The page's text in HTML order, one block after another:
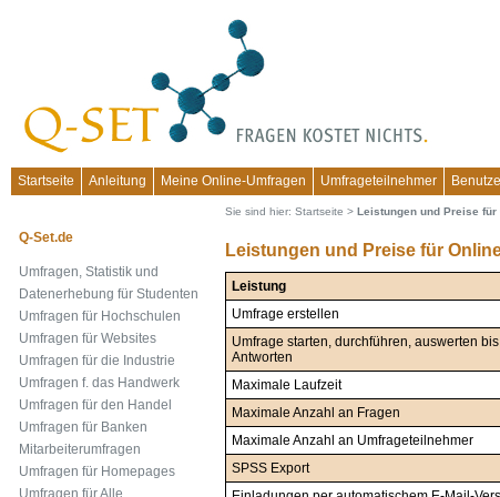
Startseite
Anleitung Meine Online-Umfragen Umfrageteilnehmer
Sie sind hier: Startseite > Leistungen und Preise für
Leistungen und Preise für
Leistung
Umfrage erstellen
Umfrage starten, durchführen, auswerten
Antworten
Maximale Laufzeit
Maximale Anzahl an Fragen
Maximale Anzahl an Umfrageteilnehmer
SPSS Export
Q-Set.de
Umfragen, Statistik und
Datenerhebung für Studenten
Umfragen für Hochschulen
Umfragen für Websites
Umfragen für die Industrie
Umfragen f. das Handwerk
Umfragen für den Handel
Umfragen für Banken
Mitarbeiterumfragen
Umfragen für Homepages
Umfragen für Alle